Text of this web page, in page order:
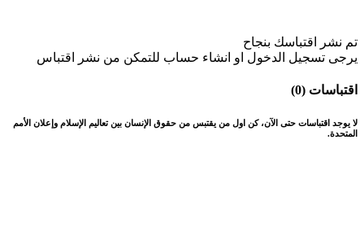
تم نشر اقتباسك بنجاح
يرجى تسجيل الدخول او انشاء حساب للتمكن من نشر اقتباس
اقتباسات (0)
لا يوجد اقتباسات حتى الآن، كن اول من يقتبس من حقوق الإنسان بين تعاليم الإسلام وإعلان الأمم
المتحدة.